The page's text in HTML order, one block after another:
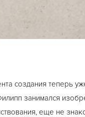
создания теперь
занимался
еще не